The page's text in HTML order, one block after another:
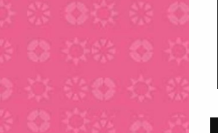
トップ
ABOUT
SNKRGIRLとは
運営会社